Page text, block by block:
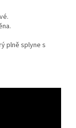
plně splyne s